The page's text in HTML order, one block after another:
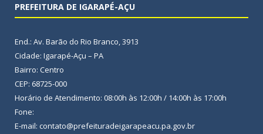
PREFEITURA DE IGARAPÉ-AÇU
End.: Av. Barão do Rio Branco, 3913
Cidade: Igarapé-Açu – PA
Bairro: Centro
CEP: 68725-000
Horário de Atendimento: 08:00h às 12:00h / 14:00h às 17:00h
Fone:
E-mail: contato@prefeituradeigarapeacu.pa.gov.br